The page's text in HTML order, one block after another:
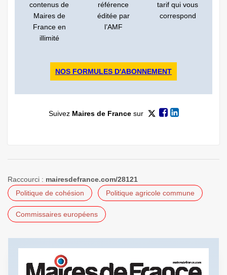
contenus de
Maires de
France en
illimité
référence
éditée par
l’AMF
tarif qui vous
correspond
NOS FORMULES D'ABONNEMENT
Suivez Maires de Francesur
Raccourci : mairesdefrance.com/28121
Politique de cohésion
Politique agricole commune
Commissaires européens